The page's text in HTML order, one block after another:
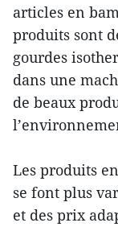
articles en
produits sont
gourdes
dans une
de beaux
Les produits
se font plus
et des prix